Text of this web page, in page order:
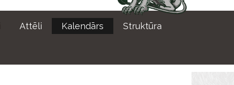
Attēli Kalendārs Struktūra